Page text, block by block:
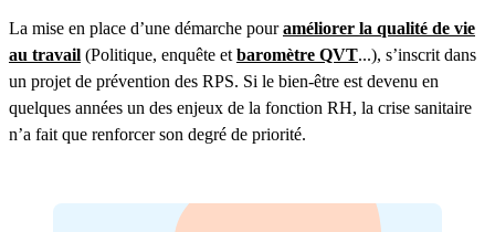
La mise en place d’une démarche pouraméliorer la qualité de vie
au travail (Politique, enquête etbaromètre QVT...), s’inscrit dans
un projet de prévention des RPS. Si le bien-être est devenu en
quelques années un des enjeux de la fonction RH, la crise sanitaire
n’a fait que renforcer son degré de priorité.